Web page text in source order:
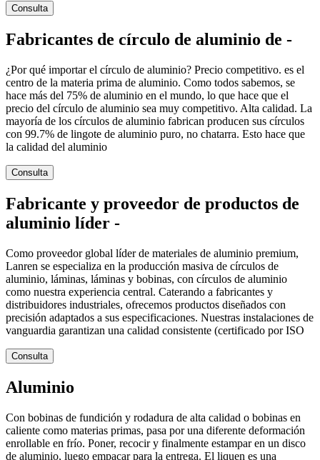
Consulta
Fabricantes de círculo de aluminio de -
¿Por qué importar el círculo de aluminio? Precio competitivo. es el
centro de la materia prima de aluminio. Como todos sabemos, se
hace más del 75% de aluminio en el mundo, lo que hace que el
precio del círculo de aluminio sea muy competitivo. Alta calidad. La
mayoría de los círculos de aluminio fabrican producen sus círculos
con 99.7% de lingote de aluminio puro, no chatarra. Esto hace que
la calidad del aluminio
Consulta
Fabricante y proveedor de productos de
aluminio líder -
Como proveedor global líder de materiales de aluminio premium,
Lanren se especializa en la producción masiva de círculos de
aluminio, láminas, láminas y bobinas, con círculos de aluminio
como nuestra experiencia central. Caterando a fabricantes y
distribuidores industriales, ofrecemos productos diseñados con
precisión adaptados a sus especificaciones. Nuestras instalaciones de
vanguardia garantizan una calidad consistente (certificado por ISO
Consulta
Aluminio
Con bobinas de fundición y rodadura de alta calidad o bobinas en
caliente como materias primas, pasa por una diferente deformación
enrollable en frío. Poner, recocir y finalmente estampar en un disco
de aluminio, luego empacar para la entrega. El liquen es una